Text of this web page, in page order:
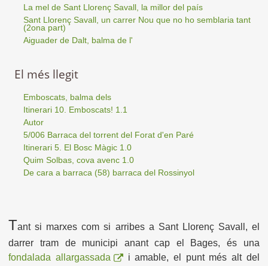
La mel de Sant Llorenç Savall, la millor del país
Sant Llorenç Savall, un carrer Nou que no ho semblaria tant
(2ona part)
Aiguader de Dalt, balma de l'
El més llegit
Emboscats, balma dels
Itinerari 10. Emboscats! 1.1
Autor
5/006 Barraca del torrent del Forat d'en Paré
Itinerari 5. El Bosc Màgic 1.0
Quim Solbas, cova avenc 1.0
De cara a barraca (58) barraca del Rossinyol
Tant si marxes com si arribes a Sant Llorenç Savall, el
darrer tram de municipi anant cap el Bages, és una
fondalada allargassada
i amable, el punt més alt del